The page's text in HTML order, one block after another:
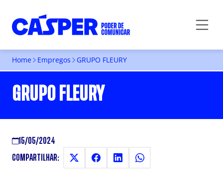
Home Empregos GRUPO FLEURY
GRUPO FLEURY
15/05/2024
COMPARTILHAR: